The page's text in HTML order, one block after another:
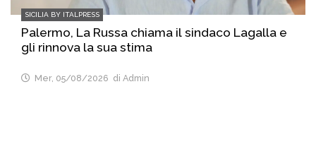
SICILIA BY ITALPRESS
Palermo, La Russa chiama il sindaco Lagalla e
gli rinnova la sua stima
Mer, 05/08/2026 di Admin